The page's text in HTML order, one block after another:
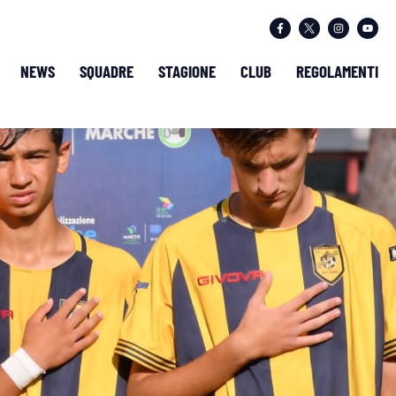
NEWS SQUADRE STAGIONE CLUB REGOLAMENTI